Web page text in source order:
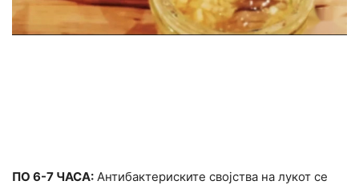
ПО 6-7 ЧАСА: Антибактepиските својства на лукот се